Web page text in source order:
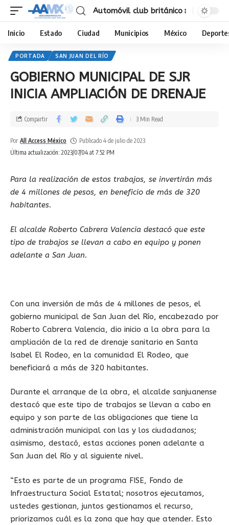
Automóvil club británico
Inicio Estado Ciudad Municipios México
PORTADA SAN JUAN DEL RÍO
GOBIERNO MUNICIPAL DE SJR
INICIA AMPLIACIÓN DE DRENAJE
Última actualización: 2023/07/04 at 7:52 PM
Por All Access México Publicado 4 de julio de 2023
Compartir 3 Min Read
Para la realización de estos trabajos, se invertirán más
de 4 millones de pesos, en beneficio de más de 320
habitantes.
El alcalde Roberto Cabrera Valencia destacó que este
tipo de trabajos se llevan a cabo en equipo y ponen
adelante a San Juan.
Con una inversión de más de 4 millones de pesos, el
gobierno municipal de San Juan del Río, encabezado por
Roberto Cabrera Valencia, dio inicio a la obra para la
ampliación de la red de drenaje sanitario en Santa
Isabel El Rodeo, en la comunidad El Rodeo, que
beneficiará a más de 320 habitantes.
Durante el arranque de la obra, el alcalde sanjuanense
destacó que este tipo de trabajos se llevan a cabo en
equipo y son parte de las obligaciones que tiene la
administración municipal con las y los ciudadanos;
asimismo, destacó, estas acciones ponen adelante a
San Juan del Río y al siguiente nivel.
“Esto es parte de un programa FISE, Fondo de
Infraestructura Social Estatal; nosotros ejecutamos,
ustedes gestionan, juntos gestionamos el recurso,
priorizamos cuál es la zona que hay que atender. Esto